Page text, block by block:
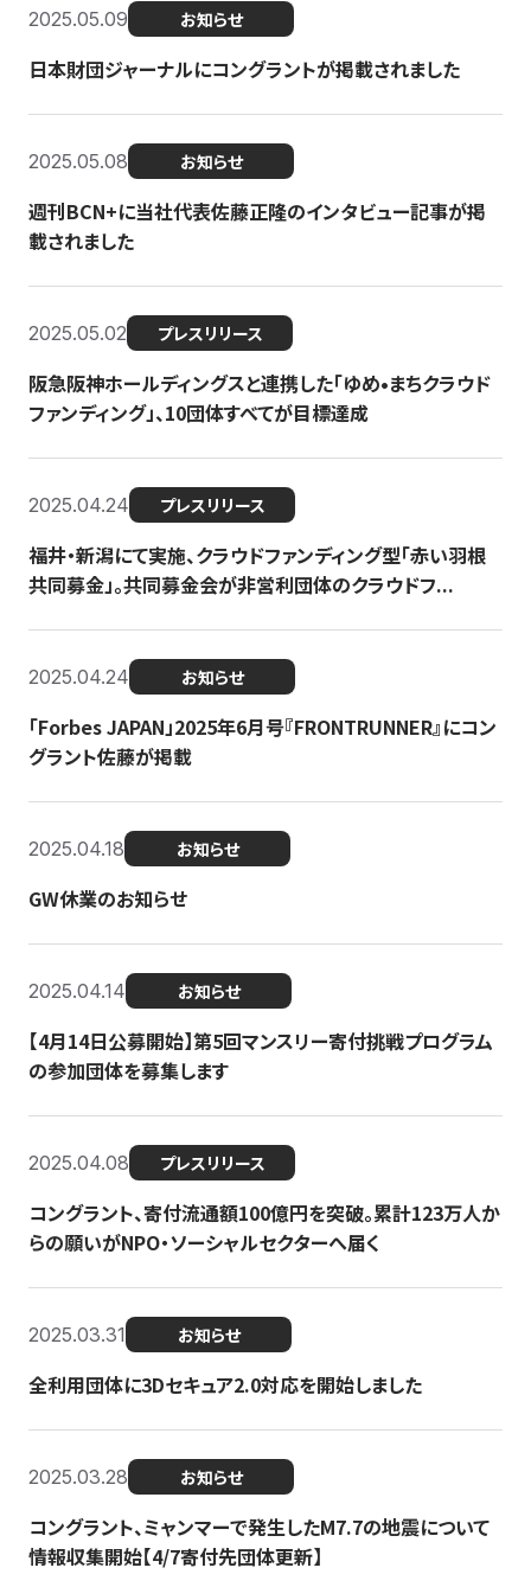
2025.05.09 お知らせ
日本財団ジャーナルにコングラントが掲載されました
2025.05.08 お知らせ
週刊BCN+に当社代表佐藤正隆のインタビュー記事が掲
載されました
2025.05.02 プレスリリース
阪急阪神ホールディングスと連携した「ゆめ•まちクラウド
ファンディング」、10団体すべてが目標達成
2025.04.24 プレスリリース
福井・新潟にて実施、クラウドファンディング型「赤い羽根
共同募金」。共同募金会が非営利団体のクラウドフ...
2025.04.24 お知らせ
「Forbes JAPAN」2025年6月号『FRONTRUNNER』にコン
グラント佐藤が掲載
2025.04.18 お知らせ
GW休業のお知らせ
2025.04.14 お知らせ
【4月14日公募開始】第5回マンスリー寄付挑戦プログラム
の参加団体を募集します
2025.04.08 プレスリリース
コングラント、寄付流通額100億円を突破。累計123万人か
らの願いがNPO・ソーシャルセクターへ届く
2025.03.31 お知らせ
全利用団体に3Dセキュア2.0対応を開始しました
2025.03.28 お知らせ
コングラント、ミャンマーで発生したM7.7の地震について
情報収集開始【4/7寄付先団体更新】